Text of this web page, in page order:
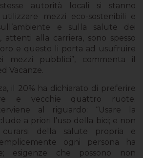
autorità locali si stanno
mezzi eco-sostenibili e
e sulla salute dei
attenti alla carriera, sono spesso
e questo li porta ad usufruire
mezzi pubblici”, commenta il
Vacanze.
il 20% ha dichiarato di preferire
e vecchie quattro ruote.
al riguardo: “Usare la
a priori l’uso della bici; e non
della salute propria e
ogni persona ha
esigenze che possono non